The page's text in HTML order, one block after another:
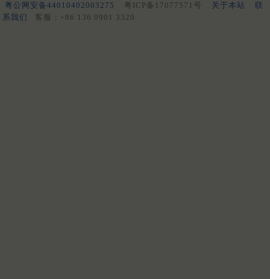
粤公网安备44010402003275 粤ICP备17077571号 关于本站
联
系我们
客服：+86 136 0901 3320